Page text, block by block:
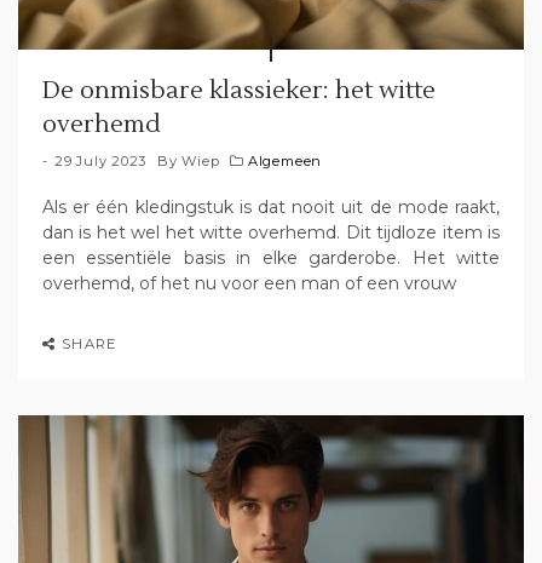
De onmisbare klassieker: het witte
overhemd
29 July 2023 ByWiep Algemeen
Als er één kledingstuk is dat nooit uit de mode raakt,
dan is het wel het witte overhemd. Dit tijdloze item is
een essentiële basis in elke garderobe. Het witte
overhemd, of het nu voor een man of een vrouw
SHARE